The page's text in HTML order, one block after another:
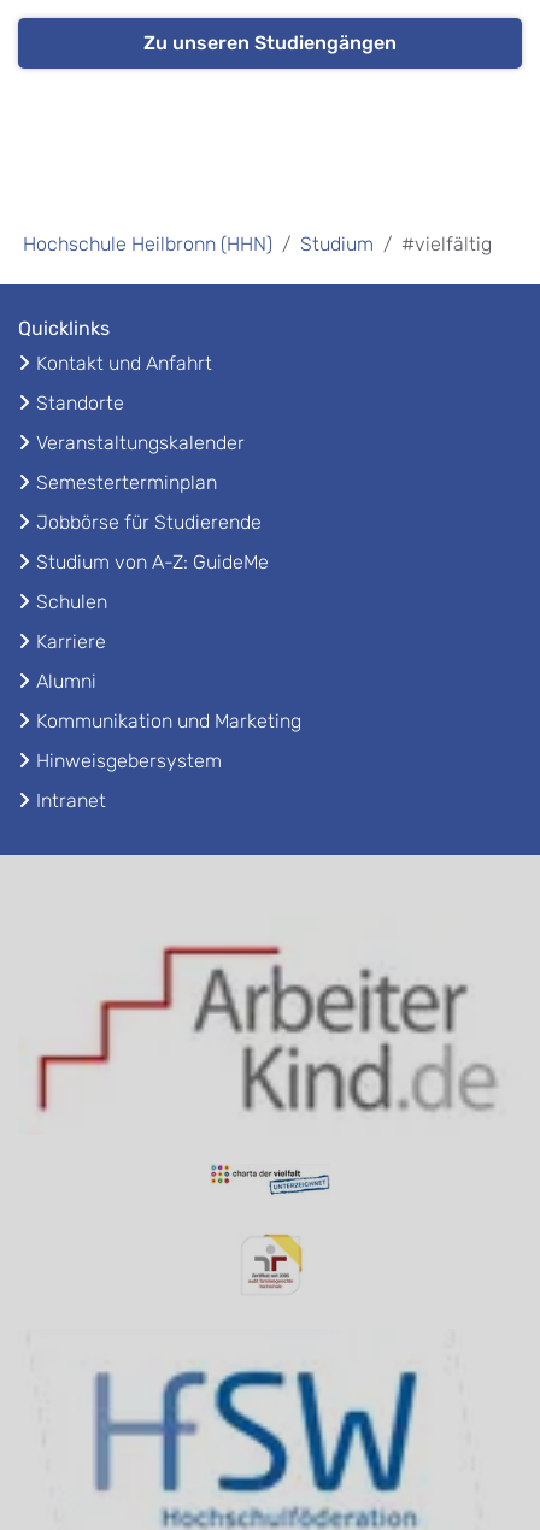
Zu unseren Studiengängen
Hochschule Heilbronn (HHN) Studium #vielfältig
Quicklinks
Kontakt und Anfahrt
Standorte
Veranstaltungskalender
Semesterterminplan
Jobbörse für Studierende
Studium von A-Z: GuideMe
Schulen
Karriere
Alumni
Kommunikation und Marketing
Hinweisgebersystem
Intranet